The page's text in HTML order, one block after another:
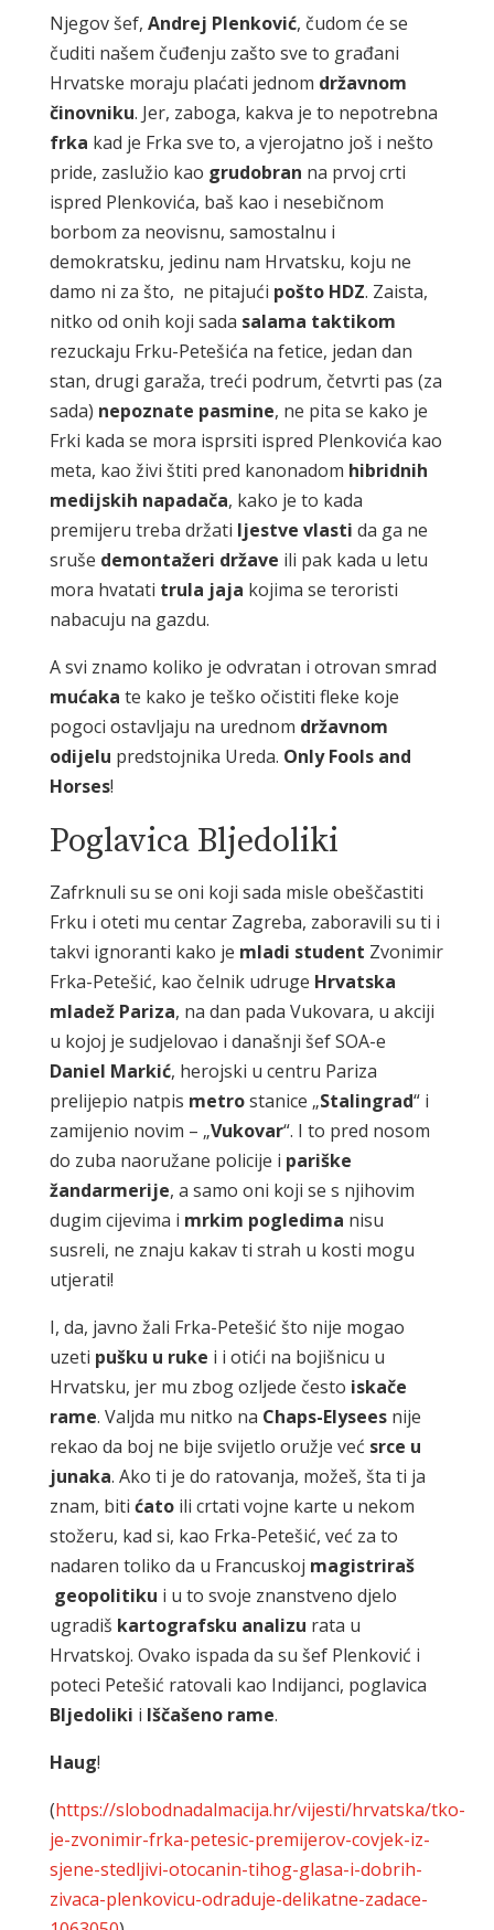
Njegov šef, Andrej Plenković, čudom će se
čuditi našem čuđenju zašto sve to građani
Hrvatske moraju plaćati jednom državnom
činovniku. Jer, zaboga, kakva je to nepotrebna
frka kad je Frka sve to, a vjerojatno još i nešto
pride, zaslužio kao grudobran na prvoj crti
ispred Plenkovića, baš kao i nesebičnom
borbom za neovisnu, samostalnu i
demokratsku, jedinu nam Hrvatsku, koju ne
damo ni za što, ne pitajući pošto HDZ. Zaista,
nitko od onih koji sada salama taktikom
rezuckaju Frku-Petešića na fetice, jedan dan
stan, drugi garaža, treći podrum, četvrti pas (za
sada) nepoznate pasmine, ne pita se kako je
Frki kada se mora isprsiti ispred Plenkovića kao
meta, kao živi štiti pred kanonadom hibridnih
medijskih napadača, kako je to kada
premijeru treba držati ljestve vlasti da ga ne
sruše demontažeri države ili pak kada u letu
mora hvatati trula jaja kojima se teroristi
nabacuju na gazdu.
A svi znamo koliko je odvratan i otrovan smrad
mućaka te kako je teško očistiti fleke koje
pogoci ostavljaju na urednom državnom
odijelu predstojnika Ureda. Only Fools and
Horses!
Poglavica Bljedoliki
Zafrknuli su se oni koji sada misle obeščastiti
Frku i oteti mu centar Zagreba, zaboravili su ti i
takvi ignoranti kako je mladi student Zvonimir
Frka-Petešić, kao čelnik udruge Hrvatska
mladež Pariza, na dan pada Vukovara, u akciji
u kojoj je sudjelovao i današnji šef SOA-e
Daniel Markić, herojski u centru Pariza
prelijepio natpis metrostanice „Stalingrad“ i
zamijenio novim – „Vukovar“. I to pred nosom
do zuba naoružane policije i pariške
žandarmerije, a samo oni koji se s njihovim
dugim cijevima i mrkim pogledima nisu
susreli, ne znaju kakav ti strah u kosti mogu
utjerati!
I, da, javno žali Frka-Petešić što nije mogao
uzeti pušku u ruke i i otići na bojišnicu u
Hrvatsku, jer mu zbog ozljede često iskače
rame. Valjda mu nitko na Chaps-Elyseesnije
rekao da boj ne bije svijetlo oružje već srce u
junaka. Ako ti je do ratovanja, možeš, šta ti ja
znam, biti ćatoili crtati vojne karte u nekom
stožeru, kad si, kao Frka-Petešić, već za to
nadaren toliko da u Francuskoj magistriraš
geopolitiku i u to svoje znanstveno djelo
ugradiš kartografsku analizu rata u
Hrvatskoj. Ovako ispada da su šef Plenković i
poteci Petešić ratovali kao Indijanci, poglavica
Bljedoliki i Iščašeno rame.
Haug!
(https://slobodnadalmacija.hr/vijesti/hrvatska/tko-
je-zvonimir-frka-petesic-premijerov-covjek-iz-
sjene-stedljivi-otocanin-tihog-glasa-i-dobrih-
zivaca-plenkovicu-odraduje-delikatne-zadace-